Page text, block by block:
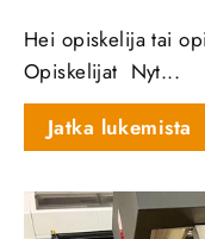
Hei opiskelija tai
Opiskelijat Nyt...
Jatka lukemista